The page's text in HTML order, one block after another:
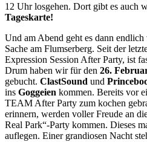
12 Uhr losgehen. Dort gibt es auch
Tageskarte!
Und am Abend geht es dann
Sache am Flumserberg. Seit der
Expression Session After Party, ist
Drum haben wir für den 26.
gebucht. ClastSound und
ins Goggeien kommen. Bereits vor
TEAM After Party zum kochen
erinnern, werden voller Freude an
Real Park“-Party kommen. Dieses
auflegen. Einer grandiosen Nacht